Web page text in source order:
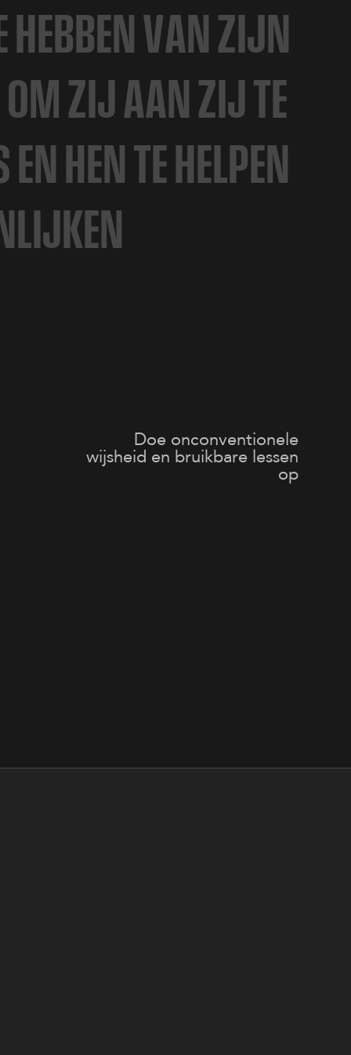
HEBBENVANZIJN
OMZIJAANZIJTE
ENHENTEHELPEN
LIJKEN
Doe onconventionele
wijsheid en bruikbare lessen
op